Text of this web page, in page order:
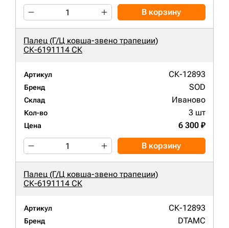
В корзину
Палец (Г/Ц ковша-звено трапеции)
СК-6191114 СК
Артикул СК-12893
Бренд SOD
Склад Иваново
Кол-во 3 шт
Цена 6 300 ₽
В корзину
Палец (Г/Ц ковша-звено трапеции)
СК-6191114 СК
Артикул СК-12893
Бренд DTAMC